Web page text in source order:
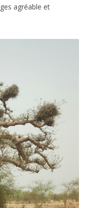
agréable et